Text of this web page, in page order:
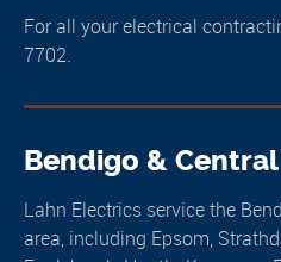
For all your electrical
7702.
Bendigo &
Lahn Electrics service the
area, including Epsom,